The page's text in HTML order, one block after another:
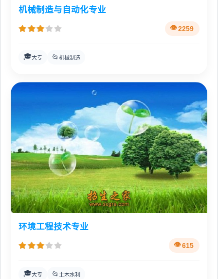
机械制造与自动化专业
2259
🎓大专 📂 机械制造
环境工程技术专业
615
🎓大专 📂 土木水利